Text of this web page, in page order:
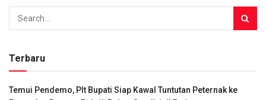
Terbaru
Temui Pendemo, Plt Bupati Siap Kawal Tuntutan Peternak ke